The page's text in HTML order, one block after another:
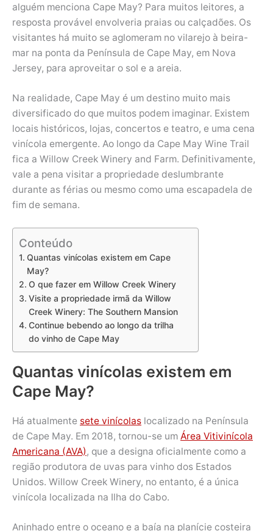
alguém menciona Cape May? Para muitos leitores, a
resposta provável envolveria praias ou calçadões. Os
visitantes há muito se aglomeram no vilarejo à beira-
mar na ponta da Península de Cape May, em Nova
Jersey, para aproveitar o sol e a areia.
Na realidade, Cape May é um destino muito mais
diversificado do que muitos podem imaginar. Existem
locais históricos, lojas, concertos e teatro, e uma cena
vinícola emergente. Ao longo da Cape May Wine Trail
fica a Willow Creek Winery and Farm. Definitivamente,
vale a pena visitar a propriedade deslumbrante
durante as férias ou mesmo como uma escapadela de
fim de semana.
Conteúdo
Quantas vinícolas existem em Cape
May?
O que fazer em Willow Creek Winery
Visite a propriedade irmã da Willow
Creek Winery: The Southern Mansion
Continue bebendo ao longo da trilha
do vinho de Cape May
Quantas vinícolas existem em
Cape May?
Há atualmente sete vinícolas localizado na Península
de Cape May. Em 2018, tornou-se um Área Vitivinícola
Americana (AVA) , que a designa oficialmente como a
região produtora de uvas para vinho dos Estados
Unidos. Willow Creek Winery, no entanto, é a única
vinícola localizada na Ilha do Cabo.
Aninhado entre o oceano e a baía na planície costeira